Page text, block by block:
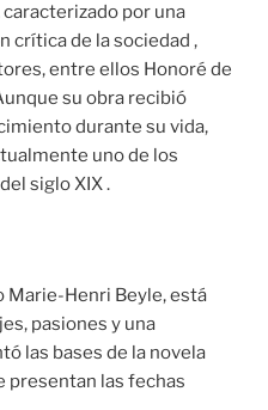
por una
crítica de la sociedad ,
entre ellos Honoré de
su obra recibió
durante su vida,
uno de los
siglo XIX .
Marie-Henri Beyle, está
pasiones y una
las bases de la novela
presentan las fechas